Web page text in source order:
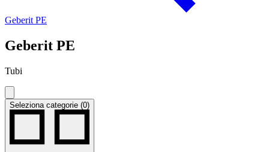
Geberit PE
Geberit PE
Tubi
Seleziona categorie (0)